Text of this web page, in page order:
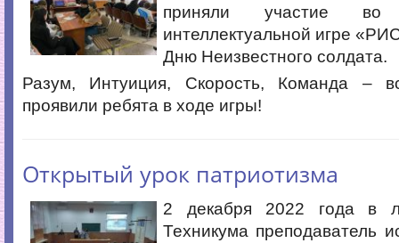
приняли участие во
интеллектуальной игре
Дню Неизвестного солдата.
Разум, Интуиция, Скорость, Команда –
проявили ребята в ходе игры!
Открытый урок патриотизма
2 декабря 2022 года в
Техникума преподаватель